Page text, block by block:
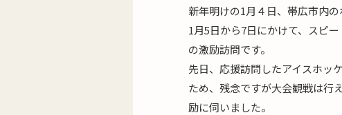
新年明けの1月４日、帯広市内
1月5日から7日にかけて、スピ
の激励訪問です。
先日、応援訪問したアイスホッ
ため、残念ですが大会観戦は行
励に伺いました。